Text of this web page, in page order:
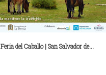
Feria del Caballo | San Salvador de...